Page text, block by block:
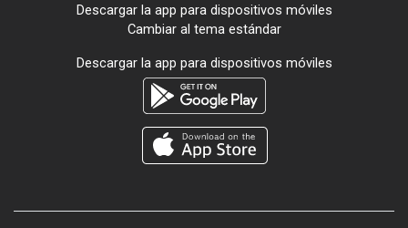
Descargar la app para dispositivos móviles
Cambiar al tema estándar
Descargar la app para dispositivos móviles